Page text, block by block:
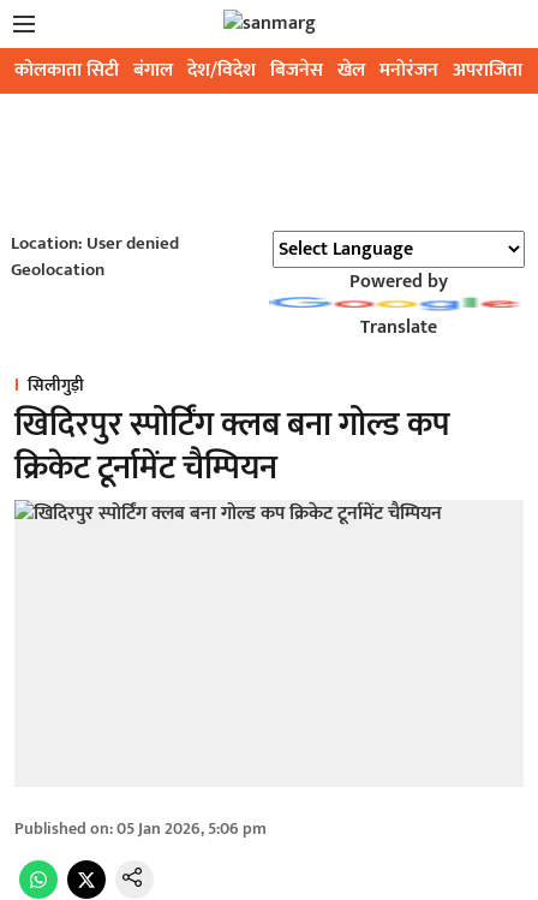
कोलकाता सिटी बंगाल देश/विदेश बिजनेस खेल मनोरंजन अपराजिता
Location: User denied
Geolocation
Powered by
Translate
सिलीगुड़ी
खिदिरपुर स्पोर्टिंग क्लब बना गोल्ड कप
क्रिकेट टूर्नामेंट चैम्पियन
Published on:05 Jan 2026, 5:06 pm